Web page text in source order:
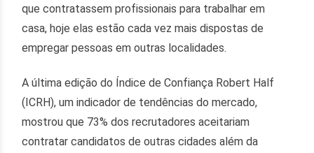
que contratassem profissionais para trabalhar em
casa, hoje elas estão cada vez mais dispostas de
empregar pessoas em outras localidades.
A última edição do Índice de Confiança Robert Half
(ICRH), um indicador de tendências do mercado,
mostrou que 73% dos recrutadores aceitariam
contratar candidatos de outras cidades além da